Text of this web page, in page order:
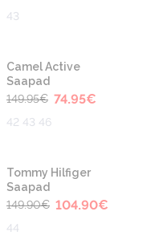
43
-50%
Camel Active
Saapad
149.95€ 74.95€
42 43 46
-30%
Tommy Hilfiger
Saapad
149.90€ 104.90€
44